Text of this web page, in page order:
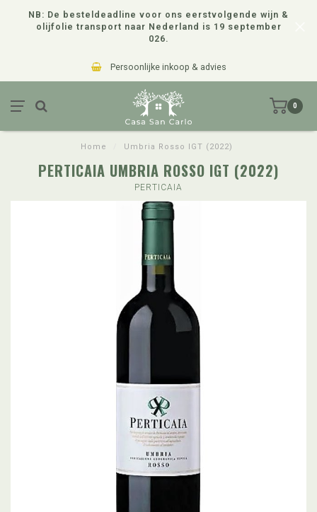
NB: De besteldeadline voor ons eerstvolgende wijn &
olijfolie transport naar Nederland is 19 september
026.
Persoonlijke inkoop & advies
0
Home Umbria Rosso IGT (2022)
PERTICAIA UMBRIA ROSSO IGT (2022)
PERTICAIA